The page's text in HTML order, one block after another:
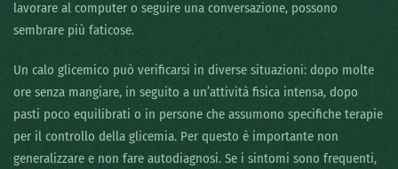
lavorare al computer o seguire una conversazione, possono
sembrare più faticose.
Un calo glicemico può verificarsi in diverse situazioni: dopo molte
ore senza mangiare, in seguito a un’attività fisica intensa, dopo
pasti poco equilibrati o in persone che assumono specifiche terapie
per il controllo della glicemia. Per questo è importante non
generalizzare e non fare autodiagnosi. Se i sintomi sono frequenti,